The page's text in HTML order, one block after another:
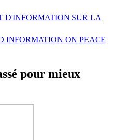
D'INFORMATION SUR LA
INFORMATION ON PEACE
pour mieux